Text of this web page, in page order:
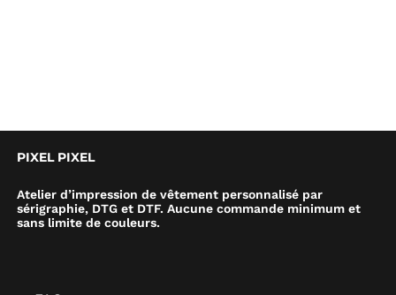
PIXEL PIXEL
Atelier d’impression de vêtement personnalisé par
sérigraphie, DTG et DTF. Aucune commande minimum et
sans limite de couleurs.